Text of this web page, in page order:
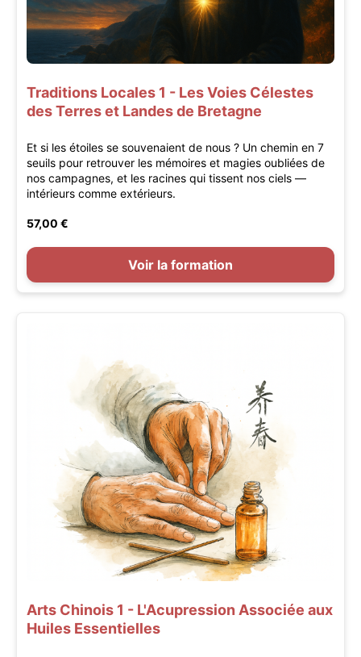
Traditions Locales 1 - Les Voies Célestes
des Terres et Landes de Bretagne
Et si les étoiles se souvenaient de nous ? Un chemin en 7
seuils pour retrouver les mémoires et magies oubliées de
nos campagnes, et les racines qui tissent nos ciels —
intérieurs comme extérieurs.
57,00 €
Voir la formation
Arts Chinois 1 - L'Acupression Associée aux
Huiles Essentielles